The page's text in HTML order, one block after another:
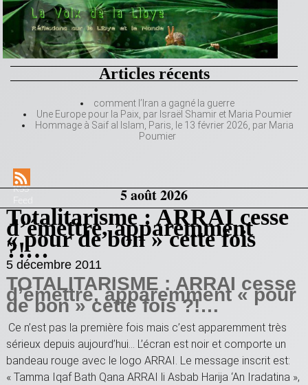
Articles récents
comment l’Iran a gagné la guerre
Une Europe pour la Paix, par Israël Shamir et Maria Poumier
Hommage à Saif al Islam, Paris, le 13 février 2026, par Maria
Poumier
RSS
Feed
5 août 2026
Totalitarisme : ARRAI cesse
d’émettre, apparemment
« pour de bon » cette fois
?!…
5 décembre 2011
TOTALITARISME : ARRAI cesse
d’émettre, apparemment « pour
de bon » cette fois ?!…
Ce n’est pas la première fois mais c’est apparemment très
sérieux depuis aujourd’hui… L’écran est noir et comporte un
bandeau rouge avec le logo ARRAI. Le message inscrit est:
« Tamma Iqaf Bath Qana ARRAI li Asbab Harija ‘An Iradatina »,